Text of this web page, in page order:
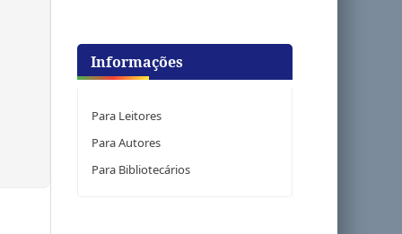
Informações
Para Leitores
Para Autores
Para Bibliotecários